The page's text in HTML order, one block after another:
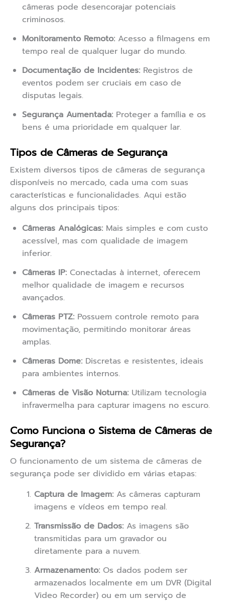
câmeras pode desencorajar potenciais
criminosos.
Monitoramento Remoto: Acesso a filmagens em
tempo real de qualquer lugar do mundo.
Documentação de Incidentes: Registros de
eventos podem ser cruciais em caso de
disputas legais.
Segurança Aumentada: Proteger a família e os
bens é uma prioridade em qualquer lar.
Tipos de Câmeras de Segurança
Existem diversos tipos de câmeras de segurança
disponíveis no mercado, cada uma com suas
características e funcionalidades. Aqui estão
alguns dos principais tipos:
Câmeras Analógicas: Mais simples e com custo
acessível, mas com qualidade de imagem
inferior.
Câmeras IP: Conectadas à internet, oferecem
melhor qualidade de imagem e recursos
avançados.
Câmeras PTZ: Possuem controle remoto para
movimentação, permitindo monitorar áreas
amplas.
Câmeras Dome: Discretas e resistentes, ideais
para ambientes internos.
Câmeras de Visão Noturna: Utilizam tecnologia
infravermelha para capturar imagens no escuro.
Como Funciona o Sistema de Câmeras de
Segurança?
O funcionamento de um sistema de câmeras de
segurança pode ser dividido em várias etapas:
Captura de Imagem: As câmeras capturam
imagens e vídeos em tempo real.
Transmissão de Dados: As imagens são
transmitidas para um gravador ou
diretamente para a nuvem.
Armazenamento: Os dados podem ser
armazenados localmente em um DVR (Digital
Video Recorder) ou em um serviço de